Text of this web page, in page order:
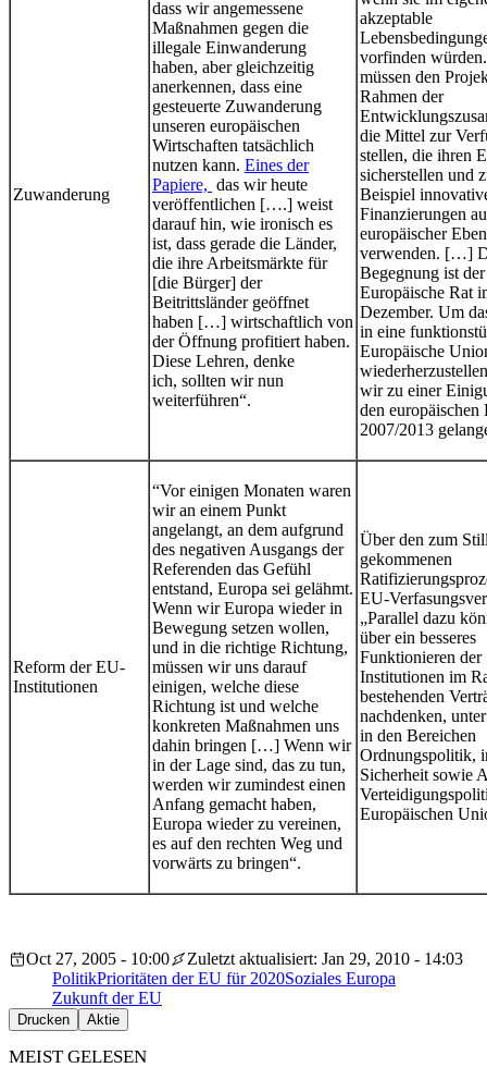
Zuwanderung
dass wir angemessene
Maßnahmen gegen die
illegale Einwanderung
haben, aber gleichzeitig
anerkennen, dass eine
gesteuerte Zuwanderung
unseren europäischen
Wirtschaften tatsächlich
nutzen kann. Eines der
Papiere, das wir heute
veröffentlichen [….] weist
darauf hin, wie ironisch es
ist, dass gerade die Länder,
die ihre Arbeitsmärkte für
[die Bürger] der
Beitrittsländer geöffnet
haben […] wirtschaftlich von
der Öffnung profitiert haben.
Diese Lehren, denke
ich, sollten wir nun
weiterführen“.
akzeptable
vorfinden
müssen den
Rahmen der
die Mittel zur
stellen, die ihren
sicherstellen und
Beispiel
Finanzierungen
europäischer
verwenden. […]
Begegnung ist der
Europäische Rat
Dezember. Um
in eine
Europäische
wir zu einer
den europäischen
2007/2013
Reform der EU-
Institutionen
“Vor einigen Monaten waren
wir an einem Punkt
angelangt, an dem aufgrund
des negativen Ausgangs der
Referenden das Gefühl
entstand, Europa sei gelähmt.
Wenn wir Europa wieder in
Bewegung setzen wollen,
und in die richtige Richtung,
müssen wir uns darauf
einigen, welche diese
Richtung ist und welche
konkreten Maßnahmen uns
dahin bringen […] Wenn wir
in der Lage sind, das zu tun,
werden wir zumindest einen
Anfang gemacht haben,
Europa wieder zu vereinen,
es auf den rechten Weg und
vorwärts zu bringen“.
Über den zum
gekommenen
EU-
„Parallel dazu
über ein besseres
Funktionieren der
Institutionen im
bestehenden
nachdenken,
in den Bereichen
Ordnungspolitik,
Sicherheit sowie
Europäischen
Oct 27, 2005 - 10:00
Zuletzt aktualisiert: Jan 29, 2010 - 14:03
PolitikPrioritäten der EU für 2020Soziales Europa
Zukunft der EU
Drucken Aktie
MEIST GELESEN